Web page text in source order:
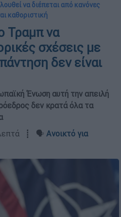
να διέπεται από κανόνες
καθοριστική
Τραμπ να
σχέσεις με
δεν είναι
Ένωση αυτή την απειλή
δεν κρατά όλα τα
λεπτά ┋ 🗣️ Ανοικτό για